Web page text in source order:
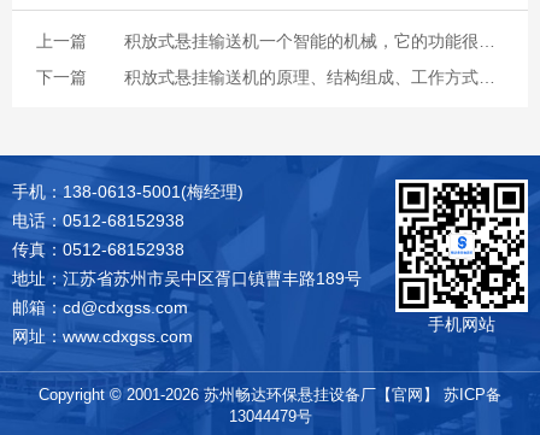
上一篇
积放式悬挂输送机一个智能的机械，它的功能很多，可以预测生产过程中的问题
下一篇
积放式悬挂输送机的原理、结构组成、工作方式以及维护方法
手机：138-0613-5001(梅经理)
电话：0512-68152938
传真：0512-68152938
地址：江苏省苏州市吴中区胥口镇曹丰路189号
邮箱：cd@cdxgss.com
网址：www.cdxgss.com
手机网站
Copyright © 2001-2026 苏州畅达环保悬挂设备厂【官网】 苏ICP备
13044479号